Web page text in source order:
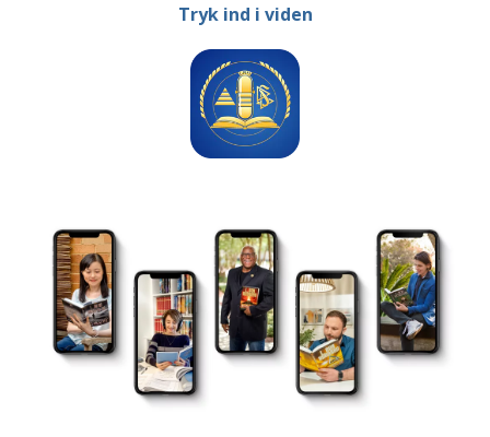
Tryk ind i viden